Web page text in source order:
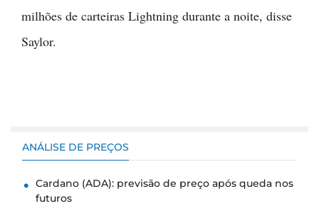
milhões de carteiras Lightning durante a noite, disse
Saylor.
ANÁLISE DE PREÇOS
Cardano (ADA): previsão de preço após queda nos
futuros